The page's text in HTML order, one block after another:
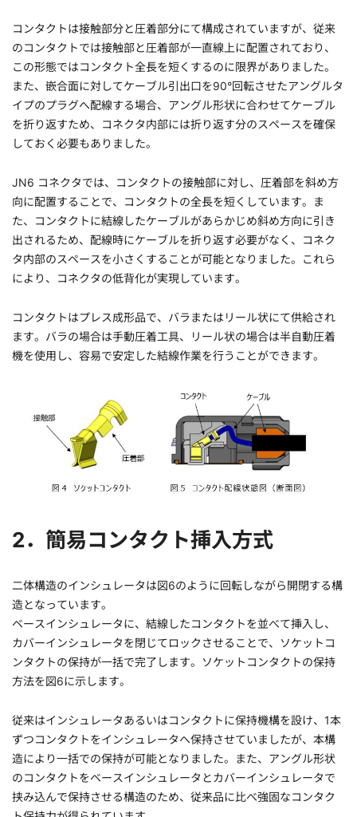
コンタクトは接触部分と圧着部分にて構成されていますが、従来
のコンタクトでは接触部と圧着部が一直線上に配置されており、
この形態ではコンタクト全長を短くするのに限界がありました。
また、嵌合面に対してケーブル引出口を90°回転させたアングルタ
イプのプラグへ配線する場合、アングル形状に合わせてケーブル
を折り返すため、コネクタ内部には折り返す分のスペースを確保
しておく必要もありました。
JN6 コネクタでは、コンタクトの接触部に対し、圧着部を斜め方
向に配置することで、コンタクトの全長を短くしています。ま
た、コンタクトに結線したケーブルがあらかじめ斜め方向に引き
出されるため、配線時にケーブルを折り返す必要がなく、コネク
タ内部のスペースを小さくすることが可能となりました。これら
により、コネクタの低背化が実現しています。
コンタクトはプレス成形品で、バラまたはリール状にて供給され
ます。バラの場合は手動圧着工具、リール状の場合は半自動圧着
機を使用し、容易で安定した結線作業を行うことができます。
2．簡易コンタクト挿入方式
二体構造のインシュレータは図6のように回転しながら開閉する構
造となっています。
ベースインシュレータに、結線したコンタクトを並べて挿入し、
カバーインシュレータを閉じてロックさせることで、ソケットコ
ンタクトの保持が一括で完了します。ソケットコンタクトの保持
方法を図6に示します。
従来はインシュレータあるいはコンタクトに保持機構を設け、1本
ずつコンタクトをインシュレータへ保持させていましたが、本構
造により一括での保持が可能となりました。また、アングル形状
のコンタクトをベースインシュレータとカバーインシュレータで
挟み込んで保持させる構造のため、従来品に比べ強固なコンタク